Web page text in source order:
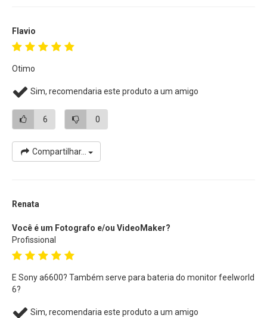
Flavio
Otimo
Sim, recomendaria este produto a um amigo
6 0
Compartilhar...
Renata
Você é um Fotografo e/ou VideoMaker?
Profissional
E Sony a6600? Também serve para bateria do monitor feelworld
6?
Sim, recomendaria este produto a um amigo